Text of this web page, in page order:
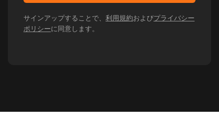
サインアップすることで、 利用規約およびプライバシー
ポリシーに同意します。